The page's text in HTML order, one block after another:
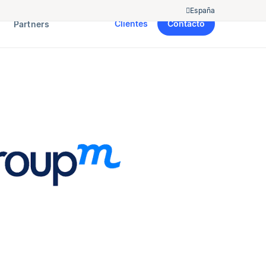
España
Partners Clientes Contacto